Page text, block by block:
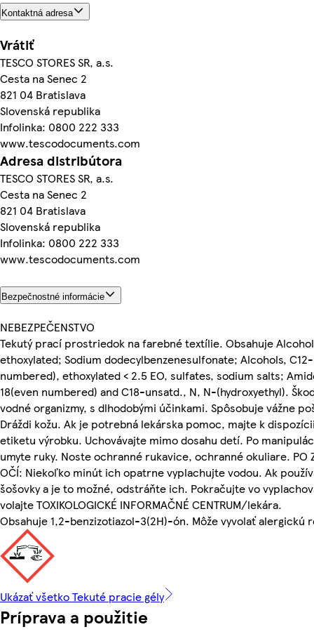
Kontaktná adresa
Vrátiť
TESCO STORES SR, a.s.
Cesta na Senec 2
821 04 Bratislava
Slovenská republika
Infolinka: 0800 222 333
www.tescodocuments.com
Adresa distribútora
TESCO STORES SR, a.s.
Cesta na Senec 2
821 04 Bratislava
Slovenská republika
Infolinka: 0800 222 333
www.tescodocuments.com
Bezpečnostné informácie
NEBEZPEČENSTVO
Tekutý prací prostriedok na farebné textílie. Obsahuje
ethoxylated; Sodium dodecylbenzenesulfonate; Alcohols,
numbered), ethoxylated < 2.5 EO, sulfates, sodium salts;
18(even numbered) and C18-unsatd., N, N-(hydroxyethyl).
vodné organizmy, s dlhodobými účinkami. Spôsobuje vážne
Dráždi kožu. Ak je potrebná lekárska pomoc, majte k
etiketu výrobku. Uchovávajte mimo dosahu detí. Po
umyte ruky. Noste ochranné rukavice, ochranné okuliare. PO
OČÍ: Niekoľko minút ich opatrne vyplachujte vodou. Ak
šošovky a je to možné, odstráňte ich. Pokračujte vo
volajte TOXIKOLOGICKÉ INFORMAČNÉ CENTRUM/lekára.
Obsahuje 1,2-benzizotiazol-3(2H)-ón. Môže vyvolať alergickú
Ukázať všetko Tekuté pracie gély
Príprava a použitie